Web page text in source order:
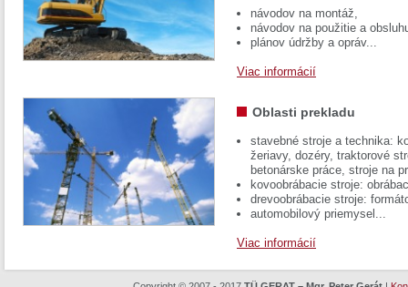
návodov na montáž,
návodov na použitie a
plánov údržby a opráv...
Viac informácií
Oblasti prekladu
stavebné stroje a technika:
žeriavy, dozéry, traktorové
betonárske práce, stroje na
kovoobrábacie stroje:
drevoobrábacie stroje:
automobilový priemysel...
Viac informácií